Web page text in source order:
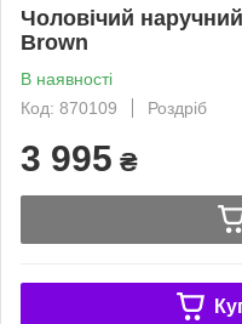
Чоловічий
Brown
В наявності
Код: 870109
Роздріб
3 995 ₴